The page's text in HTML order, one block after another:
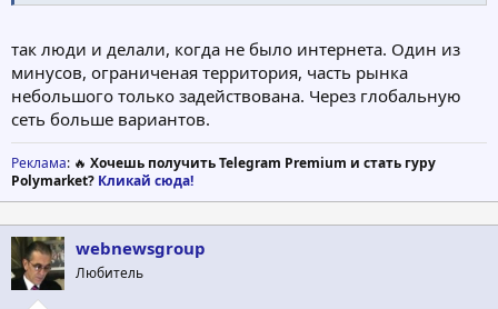
так люди и делали, когда не было интернета. Один из
минусов, ограниченая территория, часть рынка
небольшого только задействована. Через глобальную
сеть больше вариантов.
Реклама: 🔥 Хочешь получить Telegram Premium и стать гуру
Polymarket? Кликай сюда!
webnewsgroup
Любитель